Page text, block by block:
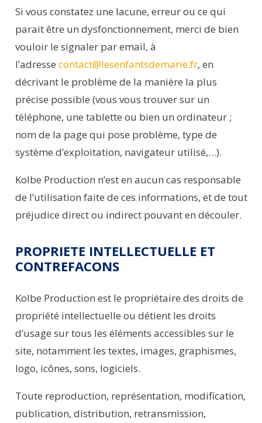
Si vous constatez une lacune, erreur ou ce qui
parait être un dysfonctionnement, merci de bien
vouloir le signaler par email, à
l’adresse contact@lesenfantsdemarie.fr, en
décrivant le problème de la manière la plus
précise possible (vous vous trouver sur un
téléphone, une tablette ou bien un ordinateur ;
nom de la page qui pose problème, type de
système d’exploitation, navigateur utilisé,…).
Kolbe Production n’est en aucun cas responsable
de l’utilisation faite de ces informations, et de tout
préjudice direct ou indirect pouvant en découler.
PROPRIETE INTELLECTUELLE ET
CONTREFACONS
Kolbe Production est le propriétaire des droits de
propriété intellectuelle ou détient les droits
d’usage sur tous les éléments accessibles sur le
site, notamment les textes, images, graphismes,
logo, icônes, sons, logiciels.
Toute reproduction, représentation, modification,
publication, distribution, retransmission,